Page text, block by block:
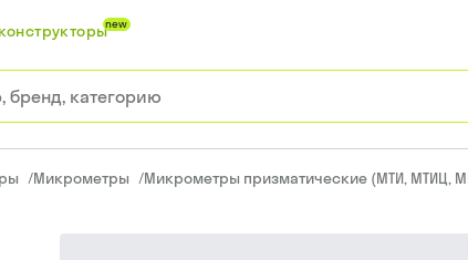
конструкторыnew
/Микрометры /Микрометры призматические (МТИ, МТИЦ,